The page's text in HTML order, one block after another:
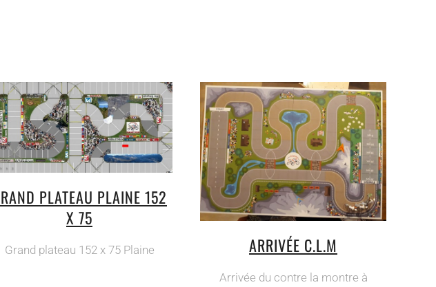
PLATEAU PLAINE 152
X 75
Grand plateau 152 x 75 Plaine ARRIVÉE C.L.M
Arrivée du contre la montre à